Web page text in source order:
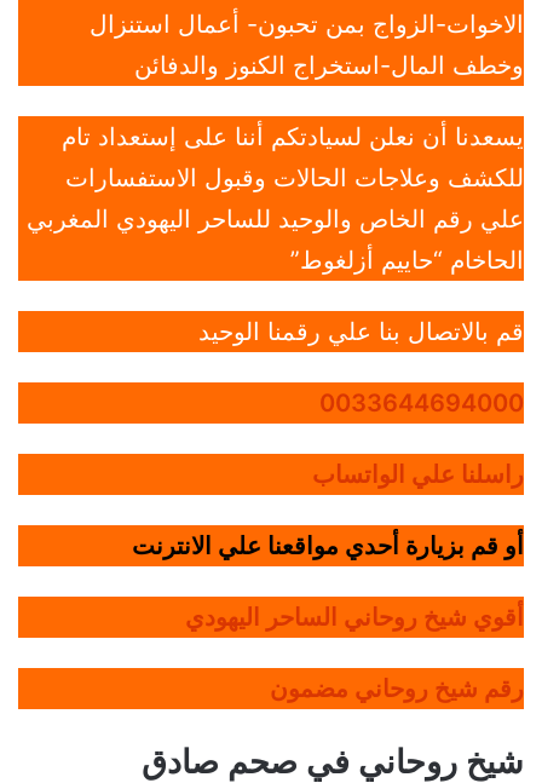
الاخوات-الزواج بمن تحبون- أعمال استنزال
وخطف المال-استخراج الكنوز والدفائن
يسعدنا أن نعلن لسيادتكم أننا على إستعداد تام
للكشف وعلاجات الحالات وقبول الاستفسارات
علي رقم الخاص والوحيد للساحر اليهودي المغربي
الحاخام “حاييم أزلغوط”
قم بالاتصال بنا علي رقمنا الوحيد
0033644694000
راسلنا علي الواتساب
أو قم بزيارة أحدي مواقعنا علي الانترنت
أقوي شيخ روحاني الساحر اليهودي
رقم شيخ روحاني مضمون
شيخ روحاني في صحم صادق